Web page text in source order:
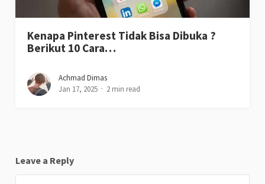
Kenapa Pinterest Tidak Bisa Dibuka ?
Berikut 10 Cara…
Achmad Dimas
Jan 17, 2025
2 min read
Leave a Reply